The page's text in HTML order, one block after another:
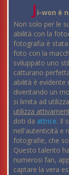
Ji-won è
Non solo per le
abilità con la
fotografia è
foto con la
sviluppato uno
catturano
abilità è evidente
diventando un
si limita ad
utilizza
doti da attrice. Il
nell'autenticità e
fotografie, che
Questo talento
numerosi fan,
captare la vera